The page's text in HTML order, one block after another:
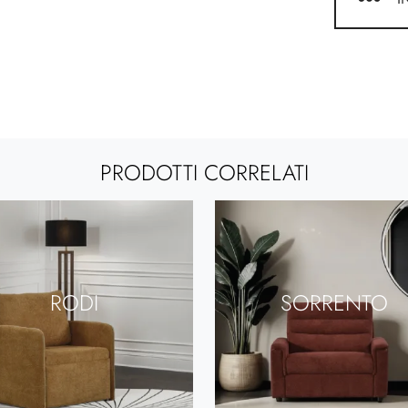
PRODOTTI CORRELATI
RODI SORRENTO